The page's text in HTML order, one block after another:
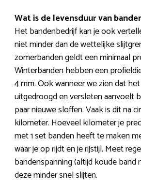
Wat is de levensduur van
Het bandenbedrijf kan je ook
niet minder dan de wettelijke
zomerbanden geldt een minimaal
Winterbanden hebben een
4 mm. Ook wanneer we zien dat
uitgedroogd en versleten aanvoelt
paar nieuwe sloffen. Vaak is dit na
kilometer. Hoeveel kilometer je
met 1 set banden heeft te maken
waar je op rijdt en je rijstijl. Meet
bandenspanning (altijd koude band
deze minder snel slijten.